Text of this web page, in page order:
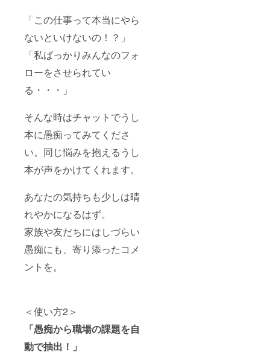
「この仕事って本当にやら
ないといけないの！？」
「私ばっかりみんなのフォ
ローをさせられてい
る・・・」
そんな時はチャットでうし
本に愚痴ってみてくださ
い。同じ悩みを抱えるうし
本が声をかけてくれます。
あなたの気持ちも少しは晴
れやかになるはず。
家族や友だちにはしづらい
愚痴にも、寄り添ったコメ
ントを。
＜使い方2＞
「愚痴から職場の課題を自
動で抽出！」